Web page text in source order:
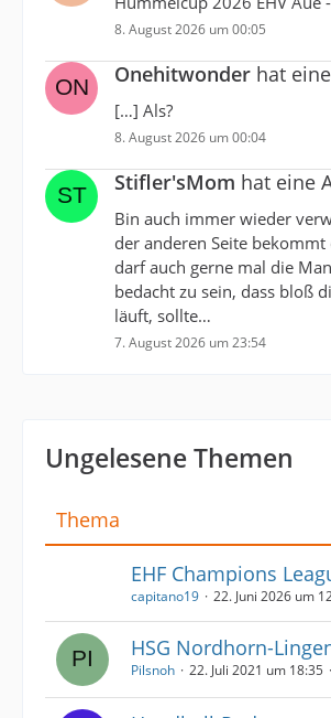
8. August 2026 um 00:05
Onehitwonder hat
[…] Als?
8. August 2026 um 00:04
Stifler'sMom hat eine
Bin auch immer wieder
der anderen Seite
darf auch gerne mal die
bedacht zu sein, dass bloß
läuft, sollte…
7. August 2026 um 23:54
Ungelesene Themen
Thema
EHF Champions
capitano19 22. Juni 2026 um
HSG Nordhorn-
Pilsnoh 22. Juli 2021 um 18:35